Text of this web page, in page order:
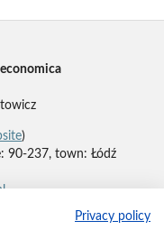
Privacy policy
)
90-237, town: Łódź